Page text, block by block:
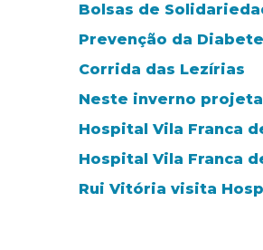
Bolsas de
Prevenção da
Corrida das Lezírias
Neste inverno
Hospital Vila Franca
Hospital Vila Franca
Rui Vitória visita